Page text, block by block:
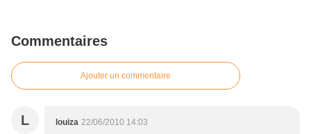
Commentaires
Ajouter un commentaire
L louiza 22/06/2010 14:03